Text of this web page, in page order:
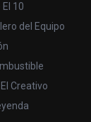
El 10
del Equipo
Creativo